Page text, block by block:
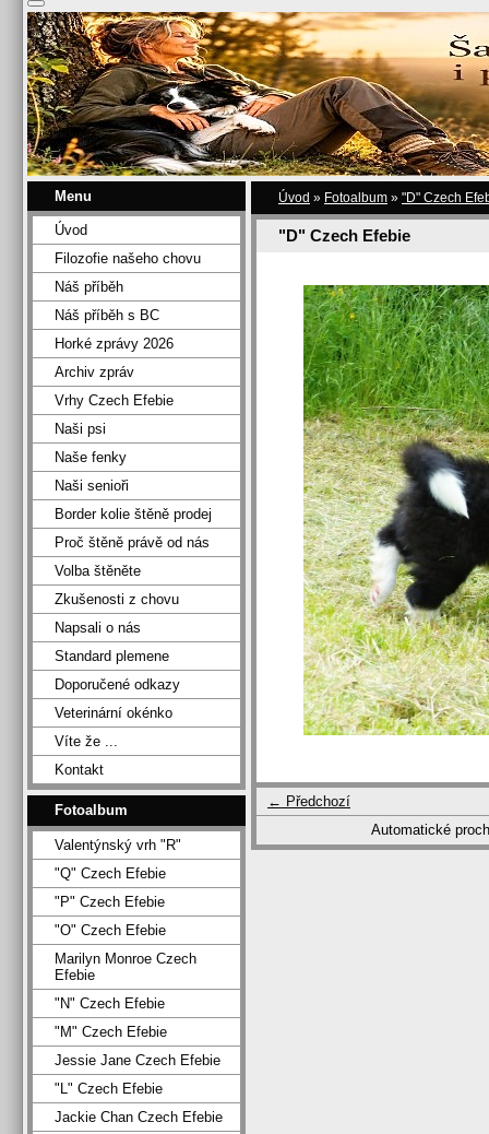
Úvod » Fotoalbum » "D" Czech
"D" Czech Efebie
← Předchozí
Automatické
Menu
Úvod
Filozofie našeho chovu
Náš příběh
Náš příběh s BC
Horké zprávy 2026
Archiv zpráv
Vrhy Czech Efebie
Naši psi
Naše fenky
Naši senioři
Border kolie štěně prodej
Proč štěně právě od nás
Volba štěněte
Zkušenosti z chovu
Napsali o nás
Standard plemene
Doporučené odkazy
Veterinární okénko
Víte že ...
Kontakt
Fotoalbum
Valentýnský vrh "R"
"Q" Czech Efebie
"P" Czech Efebie
"O" Czech Efebie
Marilyn Monroe Czech
Efebie
"N" Czech Efebie
"M" Czech Efebie
Jessie Jane Czech Efebie
"L" Czech Efebie
Jackie Chan Czech Efebie